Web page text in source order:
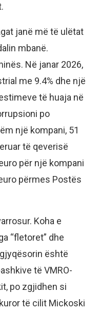
janë më të ulëtat
mbanë.
Në janar 2026,
me 9.4% dhe një
të huaja në
po
një kompani, 51
të qeverisë
për një kompani
përmes Postës
Koha e
“fletoret” dhe
është
të VMRO-
po zgjidhen si
të cilit Mickoski